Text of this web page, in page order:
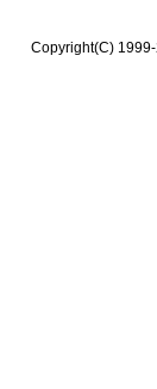
Copyright(C)